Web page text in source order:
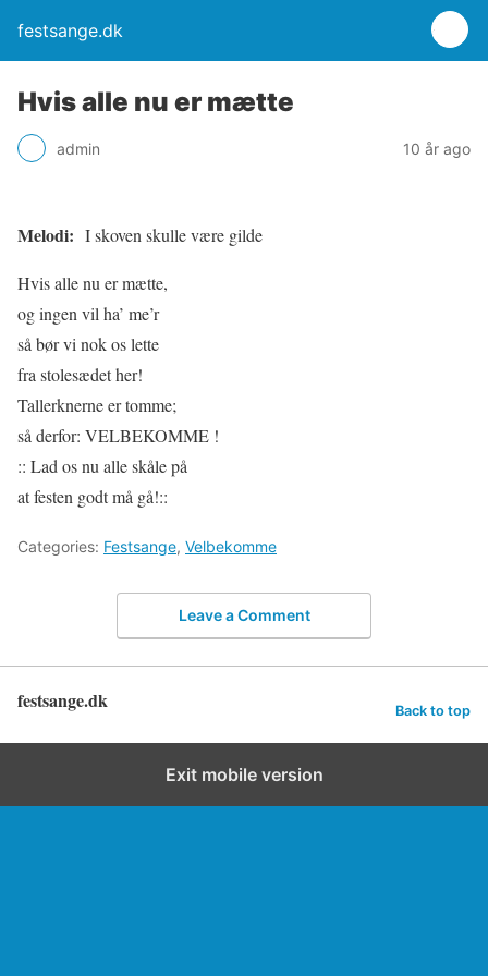
festsange.dk
Hvis alle nu er mætte
admin 10 år ago
Melodi: I skoven skulle være gilde
Hvis alle nu er mætte,
og ingen vil ha’ me’r
så bør vi nok os lette
fra stolesædet her!
Tallerknerne er tomme;
så derfor: VELBEKOMME !
:: Lad os nu alle skåle på
at festen godt må gå!::
Categories: Festsange, Velbekomme
Leave a Comment
festsange.dk Back to top
Exit mobile version